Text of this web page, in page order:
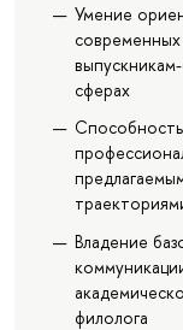
Умение
сферах
Владение
филолога